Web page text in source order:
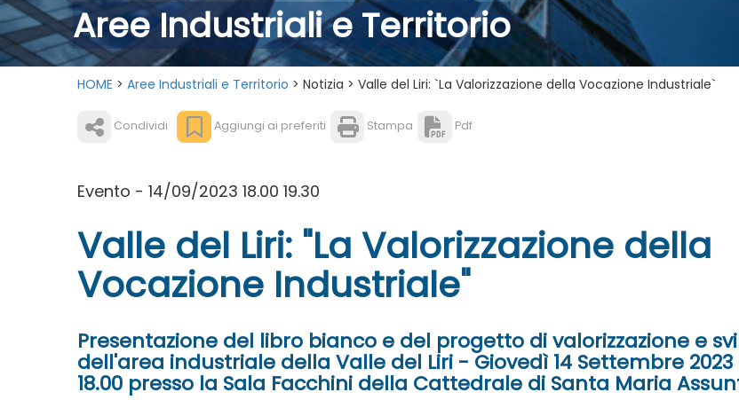
Aree Industriali e Territorio
HOME > Aree Industriali e Territorio > Notizia > Valle del Liri: `La Valorizzazione della Vocazione Industriale`
Condividi Aggiungi ai preferiti Stampa Pdf
Evento - 14/09/2023 18.00 19.30
Valle del Liri: "La Valorizzazione della
Vocazione Industriale"
Presentazione del libro bianco e del progetto di valorizzazione e
dell'area industriale della Valle del Liri - Giovedì 14 Settembre
18.00 presso la Sala Facchini della Cattedrale di Santa Maria